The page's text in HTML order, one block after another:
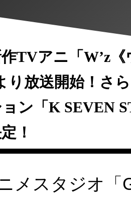
TVアニ「W’z
り放送開始！さ
ン「K SEVEN
！
メスタジオ「